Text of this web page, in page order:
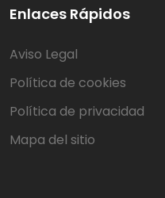
Enlaces Rápidos
Aviso Legal
Política de cookies
Política de privacidad
Mapa del sitio